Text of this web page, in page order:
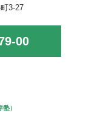
3-27
00
塾）